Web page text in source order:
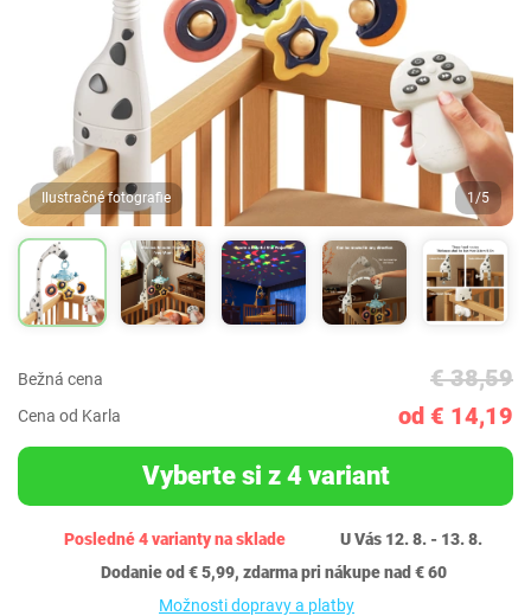
Ilustračné fotografie 1/5
Bežná cena € 38,59
Cena od Karla od € 14,19
Vyberte si z 4 variant
Posledné 4 varianty na sklade
U Vás 12. 8. - 13. 8.
Dodanie od € 5,99, zdarma pri nákupe nad € 60
Možnosti dopravy a platby